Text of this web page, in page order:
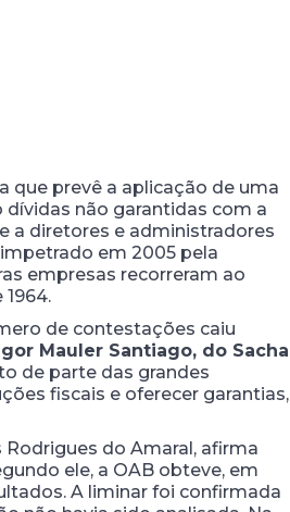
que prevê a aplicação de uma
não garantidas com a
a diretores e administradores
em 2005 pela
empresas recorreram ao
de contestações caiu
Igor Mauler Santiago, do Sacha
de parte das grandes
fiscais e oferecer garantias,
do Amaral, afirma
ele, a OAB obteve, em
A liminar foi confirmada